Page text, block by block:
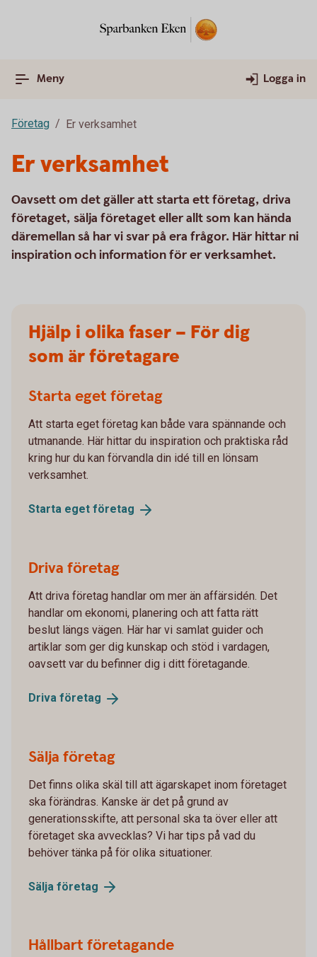
Meny Logga in
Företag Er verksamhet
Er verksamhet
Oavsett om det gäller att starta ett företag, driva
företaget, sälja företaget eller allt som kan hända
däremellan så har vi svar på era frågor. Här hittar ni
inspiration och information för er verksamhet.
Hjälp i olika faser – För dig
som är företagare
Starta eget företag
Att starta eget företag kan både vara spännande och
utmanande. Här hittar du inspiration och praktiska råd
kring hur du kan förvandla din idé till en lönsam
verksamhet.
Starta eget företag
Driva företag
Att driva företag handlar om mer än affärsidén. Det
handlar om ekonomi, planering och att fatta rätt
beslut längs vägen. Här har vi samlat guider och
artiklar som ger dig kunskap och stöd i vardagen,
oavsett var du befinner dig i ditt företagande.
Driva företag
Sälja företag
Det finns olika skäl till att ägarskapet inom företaget
ska förändras. Kanske är det på grund av
generationsskifte, att personal ska ta över eller att
företaget ska avvecklas? Vi har tips på vad du
behöver tänka på för olika situationer.
Sälja företag
Hållbart företagande